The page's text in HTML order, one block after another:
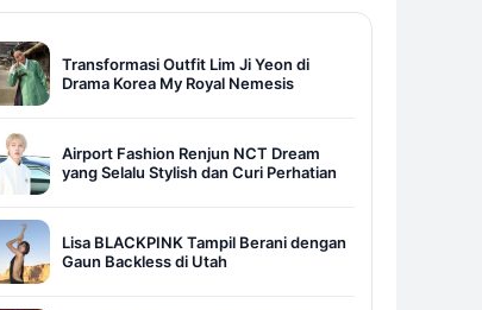
Transformasi Outfit Lim Ji Yeon di
Drama Korea My Royal Nemesis
Airport Fashion Renjun NCT Dream
yang Selalu Stylish dan Curi Perhatian
Lisa BLACKPINK Tampil Berani dengan
Gaun Backless di Utah